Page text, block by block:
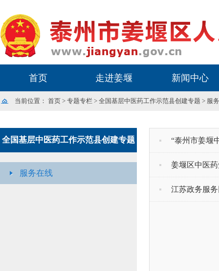
首页 走进姜堰 新闻中心
当前位置： 首页 > 专题专栏 > 全国基层中医药工作示范县创建专题 > 服
全国基层中医药工作示范县创建专题
服务在线
“泰州市姜堰
姜堰区中医
江苏政务服